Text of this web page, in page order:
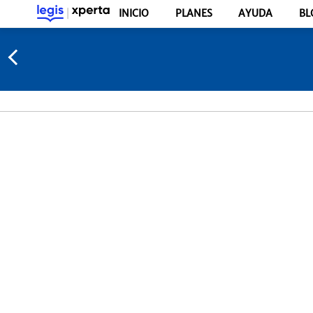
INICIO PLANES AYUDA